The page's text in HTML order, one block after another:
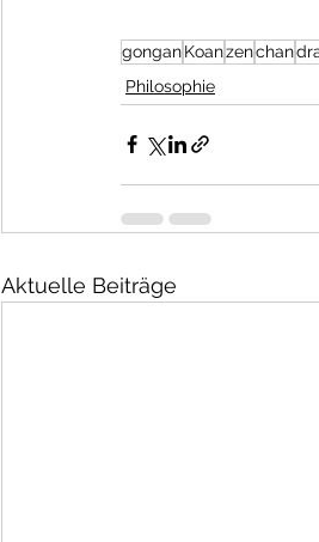
gonganKoanzenchan
Philosophie
Aktuelle Beiträge